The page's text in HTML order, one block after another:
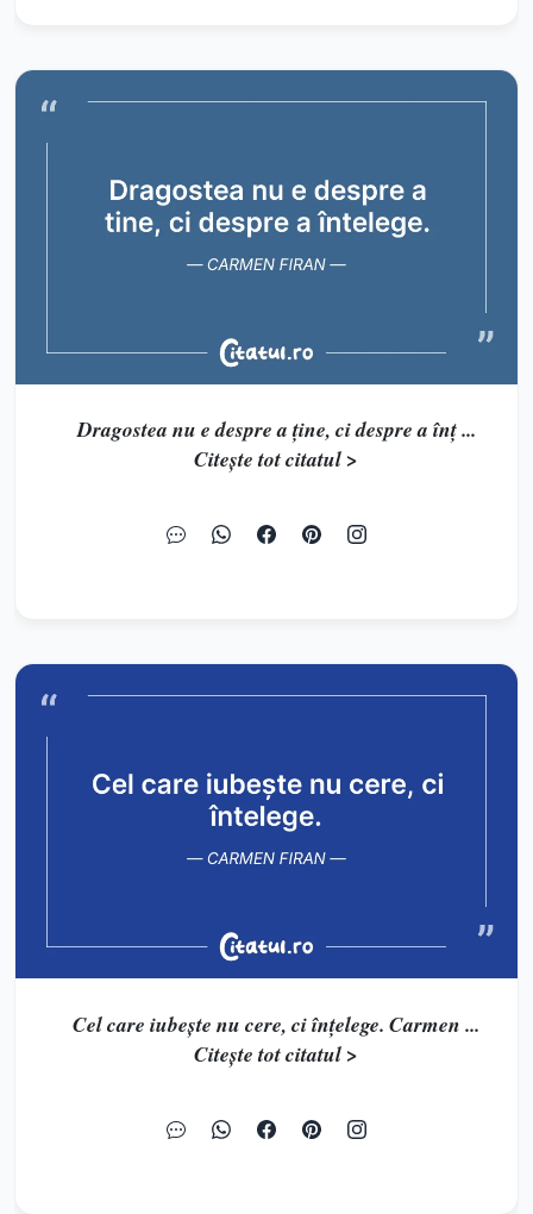
Dragostea nu e despre a ține, ci despre a înț ...
Citește tot citatul >
Cel care iubește nu cere, ci înțelege. Carmen ...
Citește tot citatul >